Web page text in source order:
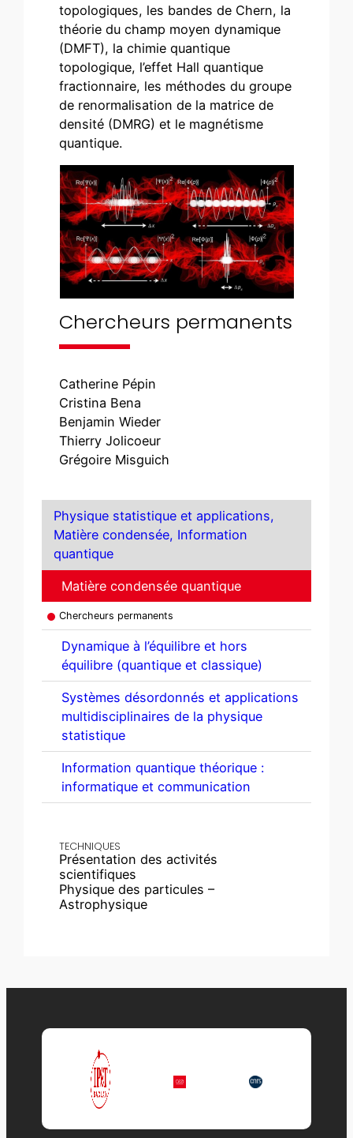
Physique statistique et applications,
Matière condensée, Information
quantique
Matière condensée quantique
Chercheurs permanents
Dynamique à l’équilibre et hors
équilibre (quantique et classique)
Systèmes désordonnés et applications
multidisciplinaires de la physique
statistique
Information quantique théorique :
informatique et communication
TECHNIQUES
Présentation des activités
scientifiques
Physique des particules –
Astrophysique
topologiques, les bandes de Chern, la
théorie du champ moyen dynamique
(DMFT), la chimie quantique
topologique, l’effet Hall quantique
fractionnaire, les méthodes du groupe
de renormalisation de la matrice de
densité (DMRG) et le magnétisme
quantique.
Chercheurs permanents
Catherine Pépin
Cristina Bena
Benjamin Wieder
Thierry Jolicoeur
Grégoire Misguich